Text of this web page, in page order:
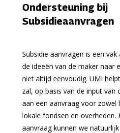
Ondersteuning bij
Subsidieaanvragen
Subsidie aanvragen is een
de ideeën van de maker naar
niet altijd eenvoudig. UMI
zal, op basis van de input van
aan een aanvraag voor zowel
lokale fondsen en overheden.
aanvraag kunnen we